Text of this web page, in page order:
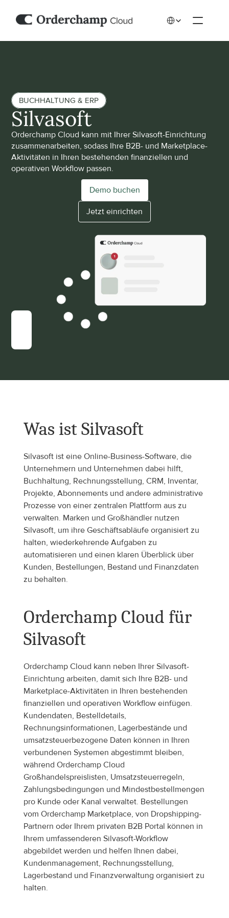
BUCHHALTUNG & ERP
Silvasoft
Orderchamp Cloud kann mit Ihrer Silvasoft-Einrichtung
zusammenarbeiten, sodass Ihre B2B- und Marketplace-
Aktivitäten in Ihren bestehenden finanziellen und
operativen Workflow passen.
Demo buchen
Jetzt einrichten
Was ist Silvasoft
Silvasoft ist eine Online-Business-Software, die
Unternehmern und Unternehmen dabei hilft,
Buchhaltung, Rechnungsstellung, CRM, Inventar,
Projekte, Abonnements und andere administrative
Prozesse von einer zentralen Plattform aus zu
verwalten. Marken und Großhändler nutzen
Silvasoft, um ihre Geschäftsabläufe organisiert zu
halten, wiederkehrende Aufgaben zu
automatisieren und einen klaren Überblick über
Kunden, Bestellungen, Bestand und Finanzdaten
zu behalten.
Orderchamp Cloud für
Silvasoft
Orderchamp Cloud kann neben Ihrer Silvasoft-
Einrichtung arbeiten, damit sich Ihre B2B- und
Marketplace-Aktivitäten in Ihren bestehenden
finanziellen und operativen Workflow einfügen.
Kundendaten, Bestelldetails,
Rechnungsinformationen, Lagerbestände und
umsatzsteuerbezogene Daten können in Ihren
verbundenen Systemen abgestimmt bleiben,
während Orderchamp Cloud
Großhandelspreislisten, Umsatzsteuerregeln,
Zahlungsbedingungen und Mindestbestellmengen
pro Kunde oder Kanal verwaltet. Bestellungen
vom Orderchamp Marketplace, von Dropshipping-
Partnern oder Ihrem privaten B2B Portal können in
Ihrem umfassenderen Silvasoft-Workflow
abgebildet werden und helfen Ihnen dabei,
Kundenmanagement, Rechnungsstellung,
Lagerbestand und Finanzverwaltung organisiert zu
halten.